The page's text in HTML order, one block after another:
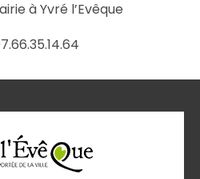
à Yvré l’Evêque